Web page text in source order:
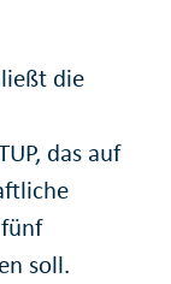
die
das auf
soll.